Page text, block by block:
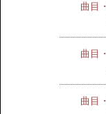
曲目
曲目
曲目